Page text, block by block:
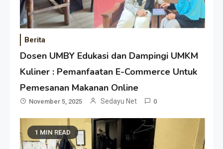
Berita
Dosen UMBY Edukasi dan Dampingi UMKM
Kuliner : Pemanfaatan E-Commerce Untuk
Pemesanan Makanan Online
November 5, 2025 Sedayu Net 0
1 MIN READ